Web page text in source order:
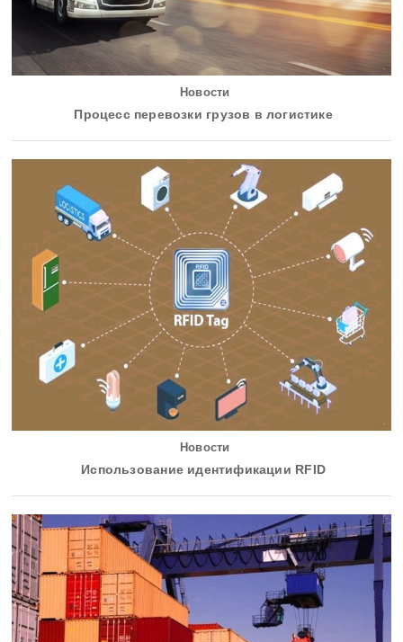
Новости
Процесс перевозки грузов в логистике
Новости
Использование идентификации RFID